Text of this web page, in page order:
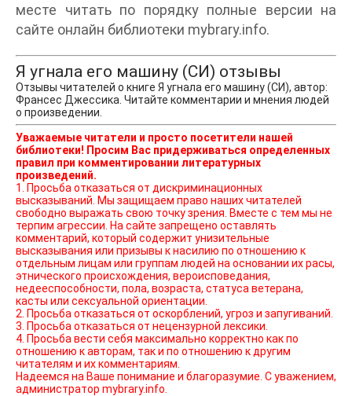
месте читать по порядку полные версии на
сайте онлайн библиотеки mybrary.info.
Я угнала его машину (СИ) отзывы
Отзывы читателей о книге Я угнала его машину (СИ), автор:
Франсес Джессика. Читайте комментарии и мнения людей
о произведении.
Уважаемые читатели и просто посетители нашей
библиотеки! Просим Вас придерживаться определенных
правил при комментировании литературных
произведений.
1. Просьба отказаться от дискриминационных
высказываний. Мы защищаем право наших читателей
свободно выражать свою точку зрения. Вместе с тем мы не
терпим агрессии. На сайте запрещено оставлять
комментарий, который содержит унизительные
высказывания или призывы к насилию по отношению к
отдельным лицам или группам людей на основании их расы,
этнического происхождения, вероисповедания,
недееспособности, пола, возраста, статуса ветерана,
касты или сексуальной ориентации.
2. Просьба отказаться от оскорблений, угроз и запугиваний.
3. Просьба отказаться от нецензурной лексики.
4. Просьба вести себя максимально корректно как по
отношению к авторам, так и по отношению к другим
читателям и их комментариям.
Надеемся на Ваше понимание и благоразумие. С уважением,
администратор mybrary.info.